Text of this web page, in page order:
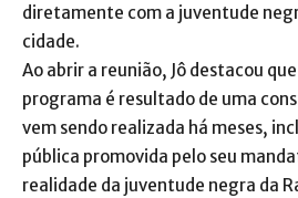
diretamente com a juventude
cidade.
Ao abrir a reunião, Jô destacou
programa é resultado de uma
vem sendo realizada há meses,
pública promovida pelo seu
realidade da juventude negra da